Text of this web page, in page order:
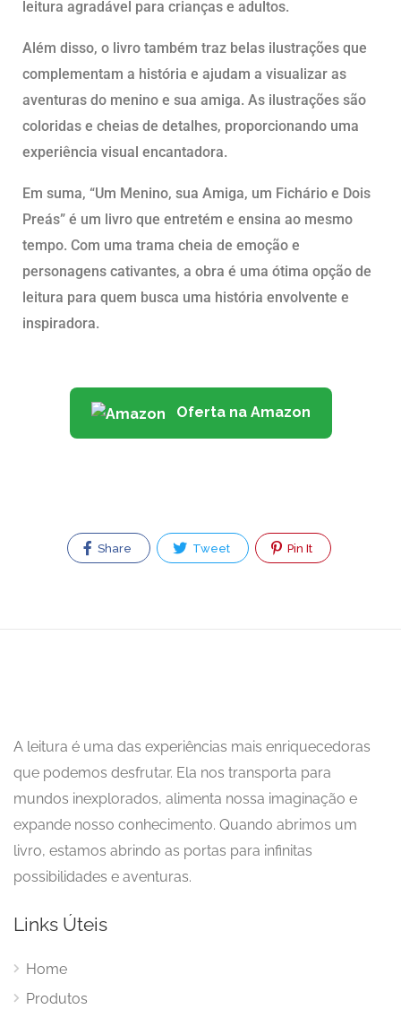
leitura agradável para crianças e adultos.
Além disso, o livro também traz belas ilustrações que
complementam a história e ajudam a visualizar as
aventuras do menino e sua amiga. As ilustrações são
coloridas e cheias de detalhes, proporcionando uma
experiência visual encantadora.
Em suma, “Um Menino, sua Amiga, um Fichário e Dois
Preás” é um livro que entretém e ensina ao mesmo
tempo. Com uma trama cheia de emoção e
personagens cativantes, a obra é uma ótima opção de
leitura para quem busca uma história envolvente e
inspiradora.
Oferta na Amazon
Share Tweet Pin It
A leitura é uma das experiências mais enriquecedoras
que podemos desfrutar. Ela nos transporta para
mundos inexplorados, alimenta nossa imaginação e
expande nosso conhecimento. Quando abrimos um
livro, estamos abrindo as portas para infinitas
possibilidades e aventuras.
Links Úteis
Home
Produtos